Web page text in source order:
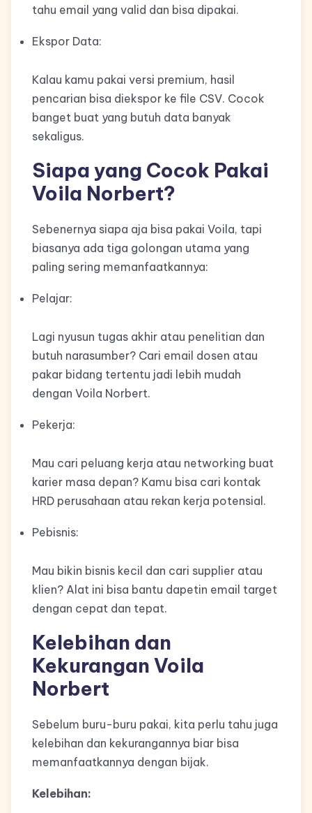
tahu email yang valid dan bisa dipakai.
Ekspor Data:
Kalau kamu pakai versi premium, hasil
pencarian bisa diekspor ke file CSV. Cocok
banget buat yang butuh data banyak
sekaligus.
Siapa yang Cocok Pakai
Voila Norbert?
Sebenernya siapa aja bisa pakai Voila, tapi
biasanya ada tiga golongan utama yang
paling sering memanfaatkannya:
Pelajar:
Lagi nyusun tugas akhir atau penelitian dan
butuh narasumber? Cari email dosen atau
pakar bidang tertentu jadi lebih mudah
dengan Voila Norbert.
Pekerja:
Mau cari peluang kerja atau networking buat
karier masa depan? Kamu bisa cari kontak
HRD perusahaan atau rekan kerja potensial.
Pebisnis:
Mau bikin bisnis kecil dan cari supplier atau
klien? Alat ini bisa bantu dapetin email target
dengan cepat dan tepat.
Kelebihan dan
Kekurangan Voila
Norbert
Sebelum buru-buru pakai, kita perlu tahu juga
kelebihan dan kekurangannya biar bisa
memanfaatkannya dengan bijak.
Kelebihan: